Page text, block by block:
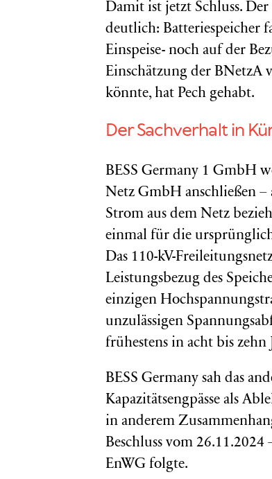
Damit ist jetzt Schluss.
deutlich: Batteriespeicher
Einspeise- noch auf der
Einschätzung der BNetzA
könnte, hat Pech gehabt.
Der Sachverhalt in
BESS Germany 1 GmbH
Netz GmbH anschließen –
Strom aus dem Netz
einmal für die
Das 110-kV-
Leistungsbezug des
einzigen
unzulässigen
frühestens in acht bis zehn
BESS Germany sah das
Kapazitätsengpässe als
in anderem
Beschluss vom 26.11.2024
EnWG folgte.